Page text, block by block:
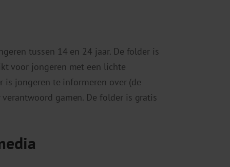
tussen 14 en 24 jaar. De folder is
voor jongeren met een lichte
is jongeren te informeren over (de
verantwoord gamen. De folder is gratis